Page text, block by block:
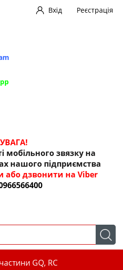
Вхід Реєстрація
УВАГА!
мобільного звязку на
нашого підприємства
дзвонити на Viber
GQ, RC